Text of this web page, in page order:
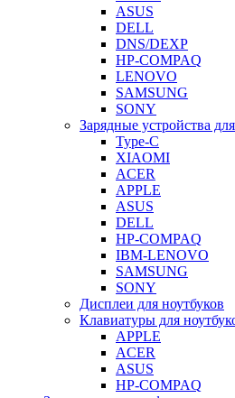
ASUS
DELL
DNS/DEXP
HP-COMPAQ
LENOVO
SAMSUNG
SONY
Зарядные устройства
Type-C
XIAOMI
ACER
APPLE
ASUS
DELL
HP-COMPAQ
IBM-LENOVO
SAMSUNG
SONY
Дисплеи для ноутбуков
Клавиатуры для
APPLE
ACER
ASUS
HP-COMPAQ